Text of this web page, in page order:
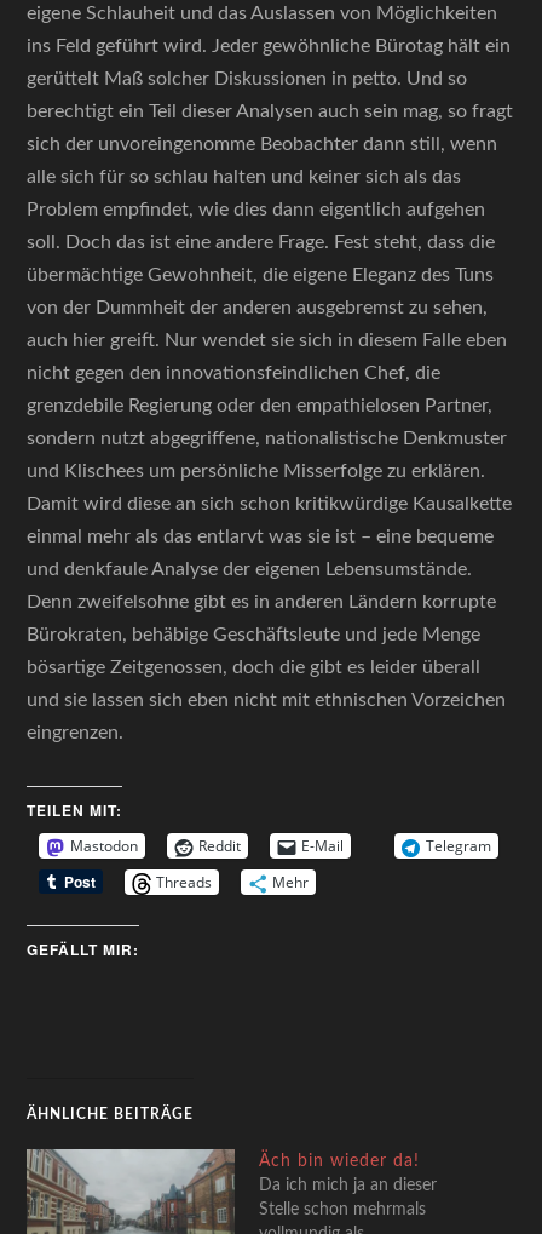
eigene Schlauheit und das Auslassen von Möglichkeiten
ins Feld geführt wird. Jeder gewöhnliche Bürotag hält ein
gerüttelt Maß solcher Diskussionen in petto. Und so
berechtigt ein Teil dieser Analysen auch sein mag, so fragt
sich der unvoreingenomme Beobachter dann still, wenn
alle sich für so schlau halten und keiner sich als das
Problem empfindet, wie dies dann eigentlich aufgehen
soll. Doch das ist eine andere Frage. Fest steht, dass die
übermächtige Gewohnheit, die eigene Eleganz des Tuns
von der Dummheit der anderen ausgebremst zu sehen,
auch hier greift. Nur wendet sie sich in diesem Falle eben
nicht gegen den innovationsfeindlichen Chef, die
grenzdebile Regierung oder den empathielosen Partner,
sondern nutzt abgegriffene, nationalistische Denkmuster
und Klischees um persönliche Misserfolge zu erklären.
Damit wird diese an sich schon kritikwürdige Kausalkette
einmal mehr als das entlarvt was sie ist – eine bequeme
und denkfaule Analyse der eigenen Lebensumstände.
Denn zweifelsohne gibt es in anderen Ländern korrupte
Bürokraten, behäbige Geschäftsleute und jede Menge
bösartige Zeitgenossen, doch die gibt es leider überall
und sie lassen sich eben nicht mit ethnischen Vorzeichen
eingrenzen.
TEILEN MIT:
Mastodon Reddit E-Mail
Telegram
Threads
Mehr
GEFÄLLT MIR:
ÄHNLICHE BEITRÄGE
Äch bin wieder da!
Da ich mich ja an dieser
Stelle schon mehrmals